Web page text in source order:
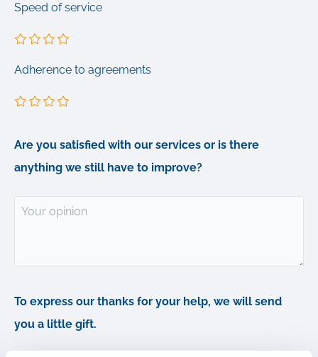
Speed of service
Adherence to agreements
Are you satisfied with our services or is there
anything we still have to improve?
Your opinion
To express our thanks for your help, we will send
you a little gift.